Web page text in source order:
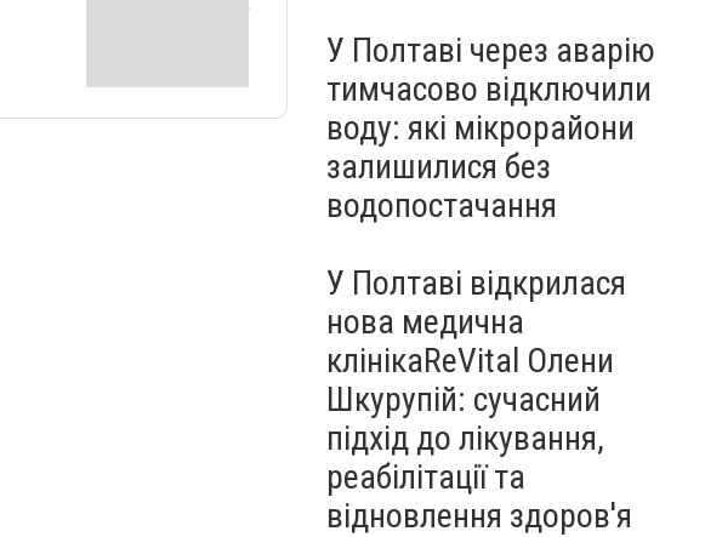
У Полтаві через аварію
тимчасово відключили
воду: які мікрорайони
залишилися без
водопостачання
У Полтаві відкрилася
нова медична
клінікаReVital Олени
Шкурупій: сучасний
підхід до лікування,
реабілітації та
відновлення здоров'я